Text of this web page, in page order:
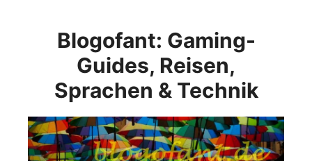
Blogofant: Gaming-
Guides, Reisen,
Sprachen & Technik